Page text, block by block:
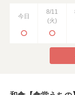
今日
8/11
(火)